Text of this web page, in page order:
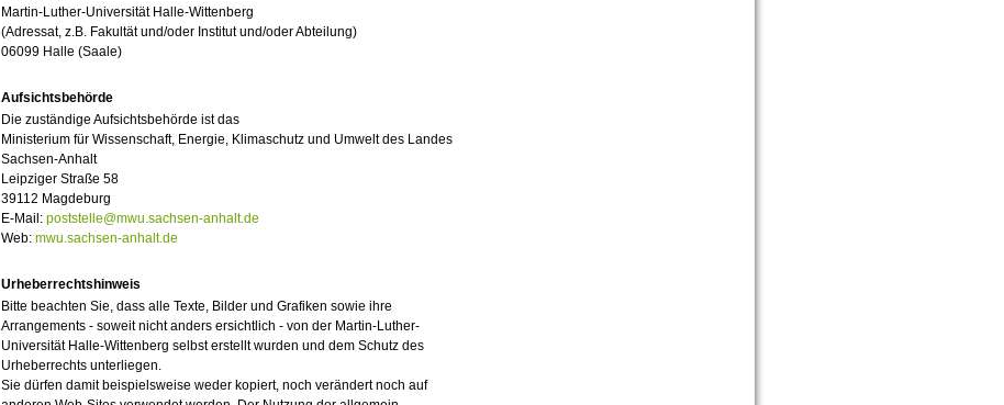
Martin-Luther-Universität Halle-Wittenberg
(Adressat, z.B. Fakultät und/oder Institut und/oder Abteilung)
06099 Halle (Saale)
Aufsichtsbehörde
Die zuständige Aufsichtsbehörde ist das
Ministerium für Wissenschaft, Energie, Klimaschutz und Umwelt des Landes
Sachsen-Anhalt
Leipziger Straße 58
39112 Magdeburg
E-Mail: poststelle@mwu.sachsen-anhalt.de
Web: mwu.sachsen-anhalt.de
Urheberrechtshinweis
Bitte beachten Sie, dass alle Texte, Bilder und Grafiken sowie ihre
Arrangements - soweit nicht anders ersichtlich - von der Martin-Luther-
Universität Halle-Wittenberg selbst erstellt wurden und dem Schutz des
Urheberrechts unterliegen.
Sie dürfen damit beispielsweise weder kopiert, noch verändert noch auf